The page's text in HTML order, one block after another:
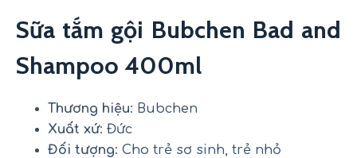
Sữa tắm gội Bubchen Bad and
Shampoo 400ml
Thương hiệu: Bubchen
Xuất xứ: Đức
Đối tượng: Cho trẻ sơ sinh, trẻ nhỏ